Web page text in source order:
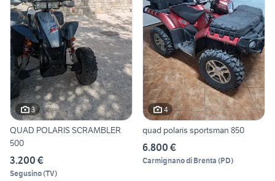
3
QUAD POLARIS SCRAMBLER
500
3.200 €
Segusino(TV)
4
quad polaris sportsman 850
6.800 €
Carmignano di Brenta (PD)